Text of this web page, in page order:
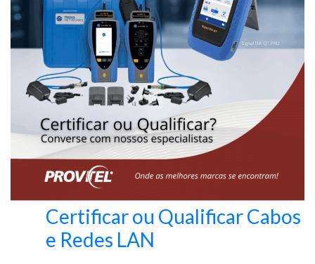
Certificar ou Qualificar Cabos
e Redes LAN